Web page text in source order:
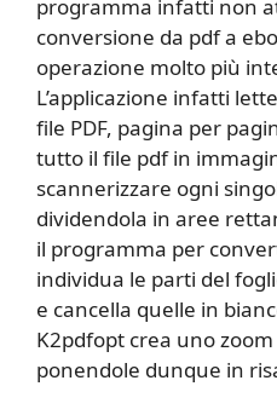
programma infatti non
conversione da pdf a
operazione molto più
L’applicazione infatti
file PDF, pagina per
tutto il file pdf in
scannerizzare ogni
dividendola in aree
il programma per
individua le parti del
e cancella quelle in
K2pdfopt crea uno
ponendole dunque in